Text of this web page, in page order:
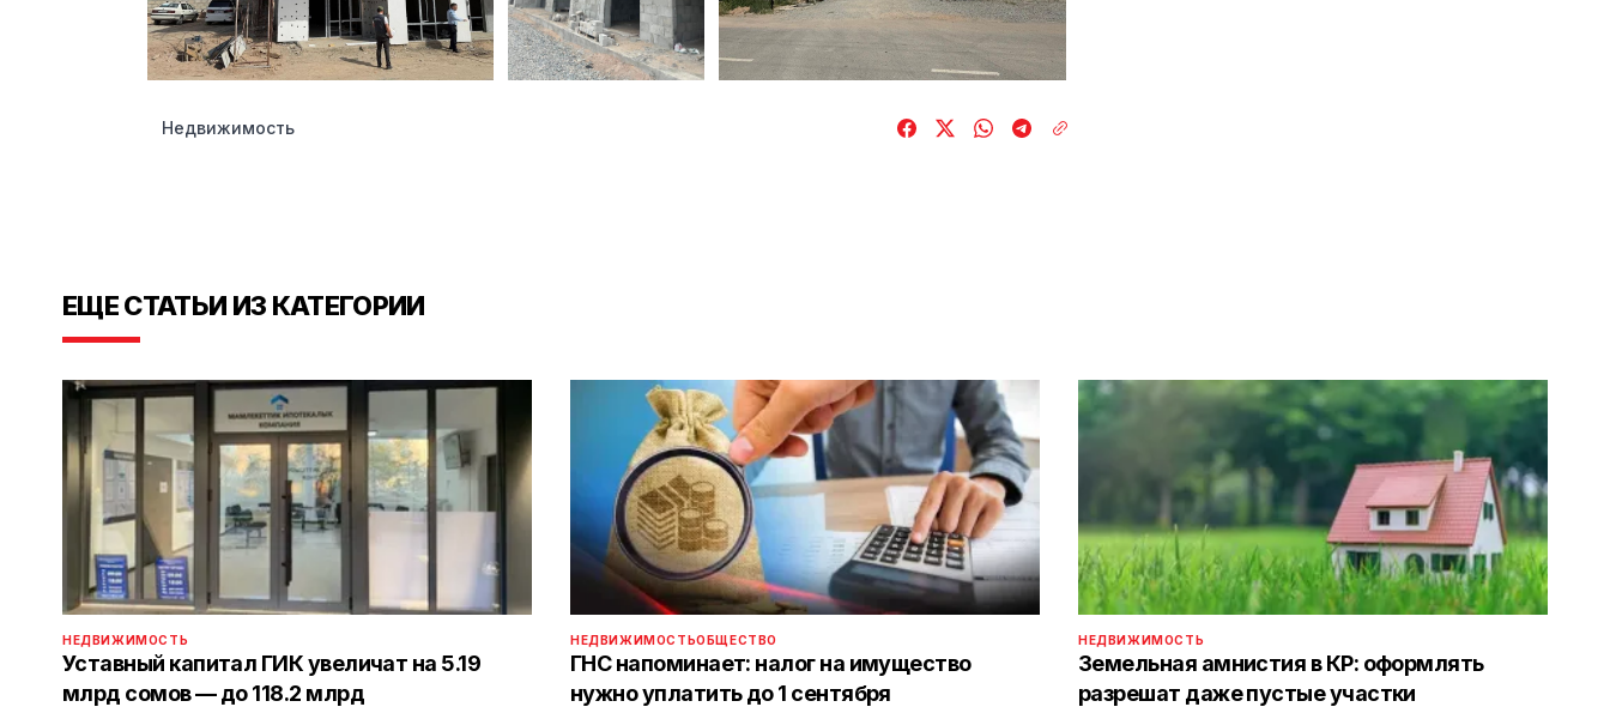
Недвижимость
ЕЩЕ СТАТЬИ ИЗ КАТЕГОРИИ
НЕДВИЖИМОСТЬ
Уставный капитал ГИК увеличат на 5.19
млрд сомов — до 118.2 млрд
НЕДВИЖИМОСТЬОБЩЕСТВО
ГНС напоминает: налог на имущество
нужно уплатить до 1 сентября
НЕДВИЖИМОСТЬ
Земельная амнистия в КР: оформлять
разрешат даже пустые участки